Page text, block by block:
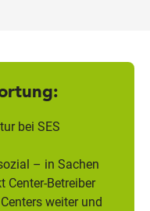
bei SES
– in Sachen
Center-Betreiber
weiter und